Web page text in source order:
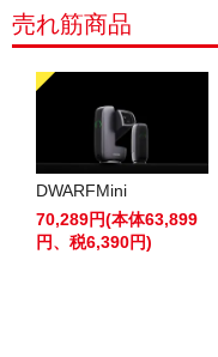
売れ筋商品
DWARFMini
70,289円(本体63,899
円、税6,390円)